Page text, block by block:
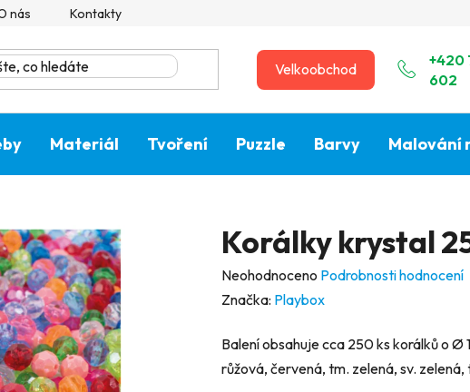
nás Kontakty
Velkoobchod
+420
602
Materiál Tvoření Puzzle Barvy Malování
Korálky krystal
Průměrné
hodnocení
je
0,0
Neohodnoceno Podrobnosti hodnocení
Značka: Playbox
Balení obsahuje cca 250 ks korálků o Ø
růžová, červená, tm. zelená, sv.